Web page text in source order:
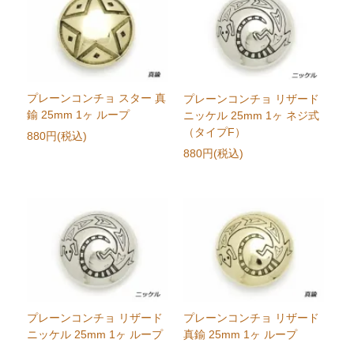
プレーンコンチョ スター 真
鍮 25mm 1ヶ ループ
880円(税込)
プレーンコンチョ リザード
ニッケル 25mm 1ヶ ネジ式
（タイプF）
880円(税込)
プレーンコンチョ リザード
ニッケル 25mm 1ヶ ループ
プレーンコンチョ リザード
真鍮 25mm 1ヶ ループ